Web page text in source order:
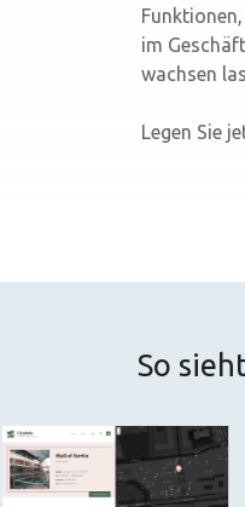
im
wachsen
Legen Sie
So